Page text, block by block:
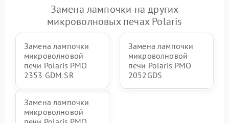
Замена лампочки на других
микроволновых печах Polaris
Замена лампочки
микроволновой
печи Polaris PMO
2353 GDM SR
Замена лампочки
микроволновой
печи Polaris PMO
2052GDS
Замена лампочки
микроволновой